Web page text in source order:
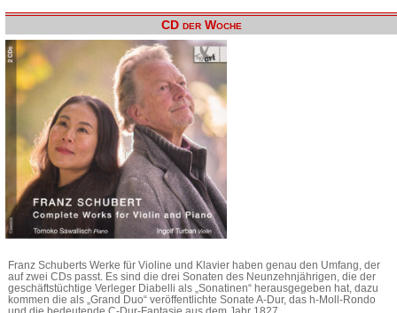
CD der Woche
Franz Schuberts Werke für Violine und Klavier haben genau den Umfang, der
auf zwei CDs passt. Es sind die drei Sonaten des Neunzehnjährigen, die der
geschäftstüchtige Verleger Diabelli als „Sonatinen“ herausgegeben hat, dazu
kommen die als „Grand Duo“ veröffentlichte Sonate A-Dur, das h-Moll-Rondo